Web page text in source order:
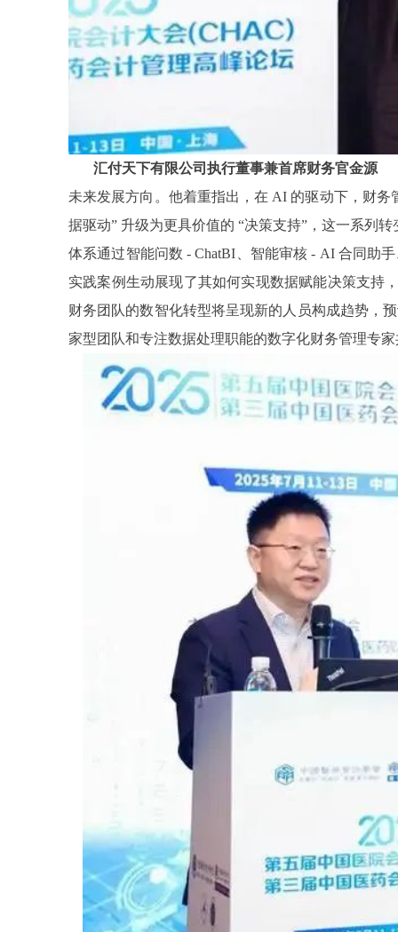
汇付天下有限公司执行董事兼首席财务官金源
未来发展方向。他着重指出，在 AI 的驱动下，财务
据驱动” 升级为更具价值的 “决策支持”，这一系列
体系通过智能问数 - ChatBI、智能审核 - AI 合同助
实践案例生动展现了其如何实现数据赋能决策支持
财务团队的数智化转型将呈现新的人员构成趋势，
家型团队和专注数据处理职能的数字化财务管理专